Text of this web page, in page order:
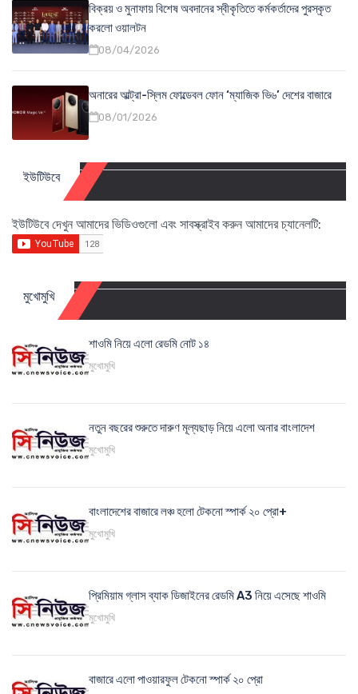
বিক্রয় ও মুনাফায় বিশেষ অবদানের স্বীকৃতিতে কর্মকর্তাদের পুরস্কৃত
করলো ওয়ালটন
08/04/2026
অনারের আল্ট্রা-স্লিম ফোল্ডেবল ফোন ‘ম্যাজিক ভি৬’ দেশের বাজারে
08/01/2026
ইউটিউবে
ইউটিউবে দেখুন আমাদের ভিডিওগুলো এবং সাবস্ক্রাইব করুন আমাদের চ্যানেলটি:
মুখোমুখি
শাওমি নিয়ে এলো রেডমি নোট ১৪
মুখোমুখি
নতুন বছরের শুরুতে দারুণ মূল্যছাড় নিয়ে এলো অনার বাংলাদেশ
মুখোমুখি
বাংলাদেশের বাজারে লঞ্চ হলো টেকনো স্পার্ক ২০ প্রো+
মুখোমুখি
প্রিমিয়াম গ্লাস ব্যাক ডিজাইনের রেডমি A3 নিয়ে এসেছে শাওমি
মুখোমুখি
বাজারে এলো পাওয়ারফুল টেকনো স্পার্ক ২০ প্রো